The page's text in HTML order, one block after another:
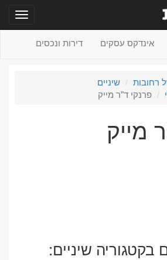
אינדקס עסקים דירות ונכסים
רחובות
שיניים
פרנקי ד"ר מייק
מייק
בקטגוריה שיניים: